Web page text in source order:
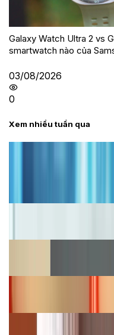
Galaxy Watch Ultra 2 vs
smartwatch nào của
03/08/2026
0
Xem nhiều tuần qua